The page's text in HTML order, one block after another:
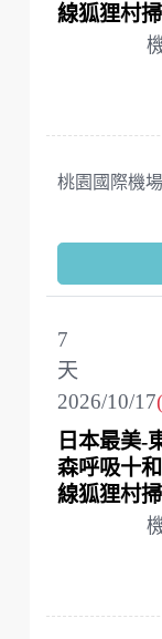
線狐狸村
桃園國際機場
2026/10/17
7
天
日本最美-
森呼吸十
線狐狸村